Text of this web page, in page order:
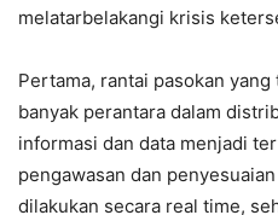
melatarbelakangi krisis
Pertama, rantai pasokan
banyak perantara dalam
informasi dan data menjadi
pengawasan dan
dilakukan secara real time,